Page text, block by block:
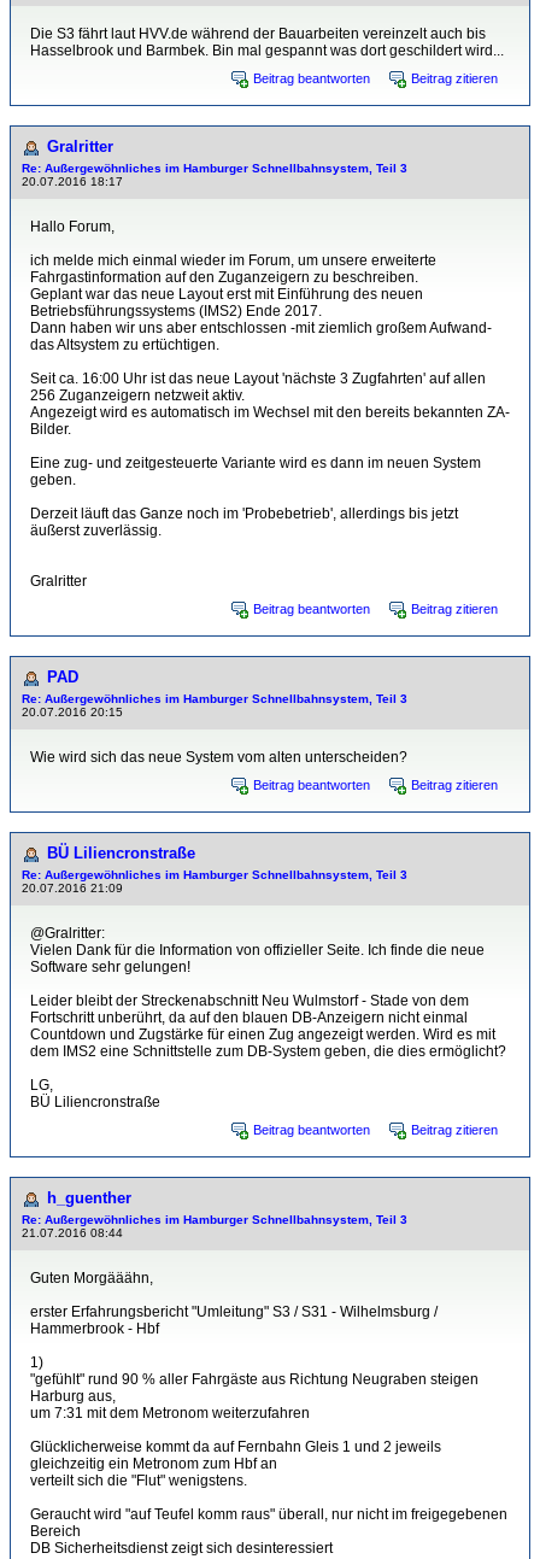
Die S3 fährt laut HVV.de während der Bauarbeiten vereinzelt auch bis
Hasselbrook und Barmbek. Bin mal gespannt was dort geschildert wird...
Beitrag beantworten Beitrag zitieren
Gralritter
Re: Außergewöhnliches im Hamburger Schnellbahnsystem, Teil 3
20.07.2016 18:17
Hallo Forum,
ich melde mich einmal wieder im Forum, um unsere erweiterte
Fahrgastinformation auf den Zuganzeigern zu beschreiben.
Geplant war das neue Layout erst mit Einführung des neuen
Betriebsführungssystems (IMS2) Ende 2017.
Dann haben wir uns aber entschlossen -mit ziemlich großem Aufwand-
das Altsystem zu ertüchtigen.
Seit ca. 16:00 Uhr ist das neue Layout 'nächste 3 Zugfahrten' auf allen
256 Zuganzeigern netzweit aktiv.
Angezeigt wird es automatisch im Wechsel mit den bereits bekannten ZA-
Bilder.
Eine zug- und zeitgesteuerte Variante wird es dann im neuen System
geben.
Derzeit läuft das Ganze noch im 'Probebetrieb', allerdings bis jetzt
äußerst zuverlässig.
Gralritter
Beitrag beantworten Beitrag zitieren
PAD
Re: Außergewöhnliches im Hamburger Schnellbahnsystem, Teil 3
20.07.2016 20:15
Wie wird sich das neue System vom alten unterscheiden?
Beitrag beantworten Beitrag zitieren
BÜ Liliencronstraße
Re: Außergewöhnliches im Hamburger Schnellbahnsystem, Teil 3
20.07.2016 21:09
@Gralritter:
Vielen Dank für die Information von offizieller Seite. Ich finde die neue
Software sehr gelungen!
Leider bleibt der Streckenabschnitt Neu Wulmstorf - Stade von dem
Fortschritt unberührt, da auf den blauen DB-Anzeigern nicht einmal
Countdown und Zugstärke für einen Zug angezeigt werden. Wird es mit
dem IMS2 eine Schnittstelle zum DB-System geben, die dies ermöglicht?
LG,
BÜ Liliencronstraße
Beitrag beantworten Beitrag zitieren
h_guenther
Re: Außergewöhnliches im Hamburger Schnellbahnsystem, Teil 3
21.07.2016 08:44
Guten Morgääähn,
erster Erfahrungsbericht "Umleitung" S3 / S31 - Wilhelmsburg /
Hammerbrook - Hbf
1)
"gefühlt" rund 90 % aller Fahrgäste aus Richtung Neugraben steigen
Harburg aus,
um 7:31 mit dem Metronom weiterzufahren
Glücklicherweise kommt da auf Fernbahn Gleis 1 und 2 jeweils
gleichzeitig ein Metronom zum Hbf an
verteilt sich die "Flut" wenigstens.
Geraucht wird "auf Teufel komm raus" überall, nur nicht im freigegebenen
Bereich
DB Sicherheitsdienst zeigt sich desinteressiert